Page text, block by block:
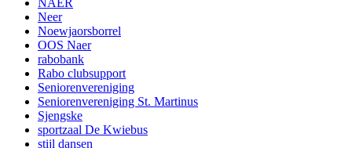
NAER
Neer
Noewjaorsborrel
OOS Naer
rabobank
Rabo clubsupport
Seniorenvereniging
Seniorenvereniging St. Martinus
Sjengske
sportzaal De Kwiebus
stijl dansen